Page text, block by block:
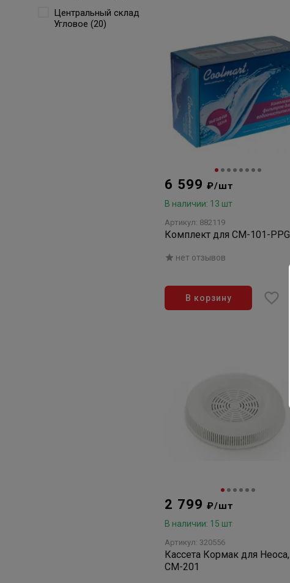
Центральный склад
Угловое (20)
6 599 ₽/шт
В наличии: 13 шт
Артикул: 882119
Комплект для СМ-101-PPG
нет отзывов
В корзину
2 799 ₽/шт
В наличии: 15 шт
Артикул: 320556
Кассета Кормак для Неоса,
СМ-201